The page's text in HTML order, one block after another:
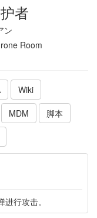
者
ン
Room
Wiki
MDM
脚本
行攻击。